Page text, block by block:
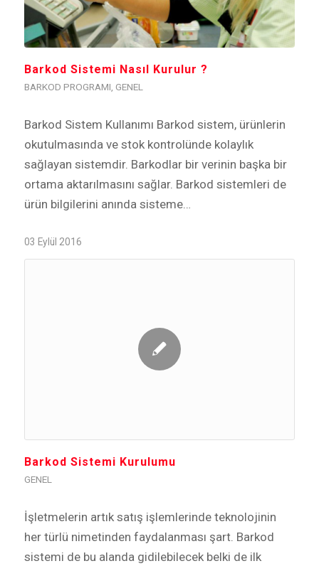
Barkod Sistemi Nasıl Kurulur ?
BARKOD PROGRAMI, GENEL
Barkod Sistem Kullanımı Barkod sistem, ürünlerin
okutulmasında ve stok kontrolünde kolaylık
sağlayan sistemdir. Barkodlar bir verinin başka bir
ortama aktarılmasını sağlar. Barkod sistemleri de
ürün bilgilerini anında sisteme…
03 Eylül 2016
Barkod Sistemi Kurulumu
GENEL
İşletmelerin artık satış işlemlerinde teknolojinin
her türlü nimetinden faydalanması şart. Barkod
sistemi de bu alanda gidilebilecek belki de ilk